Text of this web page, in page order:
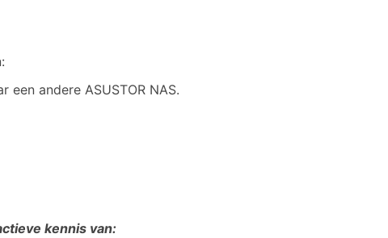
een andere ASUSTOR NAS.
kennis van: